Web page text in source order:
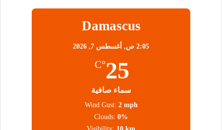
Damascus
2:05 ص, أغسطس 7, 2026
25
°C
سماء صافية
Wind Gust: 2 mph
Clouds: 0%